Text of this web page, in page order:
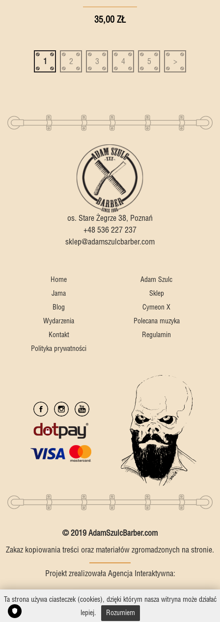
35,00 ZŁ
1 2 3 4 5 >
os. Stare Żegrze 38, Poznań
+48 536 227 237
sklep@adamszulcbarber.com
Home
Adam Szulc
Jama
Sklep
Blog
Cymeon X
Wydarzenia
Polecana muzyka
Kontakt
Regulamin
Polityka prywatności
© 2019 AdamSzulcBarber.com
Zakaz kopiowania treści oraz materiałów zgromadzonych na stronie.
Projekt zrealizowała Agencja Interaktywna:
Ta strona używa ciasteczek (cookies), dzięki którym nasza witryna może działać
lepiej.
Rozumiem